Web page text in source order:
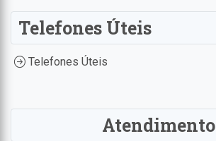
Telefones Úteis
Telefones Úteis
Atendimento